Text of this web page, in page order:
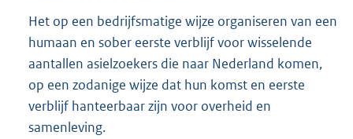
Het op een bedrijfsmatige wijze organiseren van een
humaan en sober eerste verblijf voor wisselende
aantallen asielzoekers die naar Nederland komen,
op een zodanige wijze dat hun komst en eerste
verblijf hanteerbaar zijn voor overheid en
samenleving.